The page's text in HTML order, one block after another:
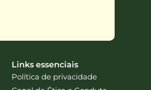
Links essenciais
Política de privacidade